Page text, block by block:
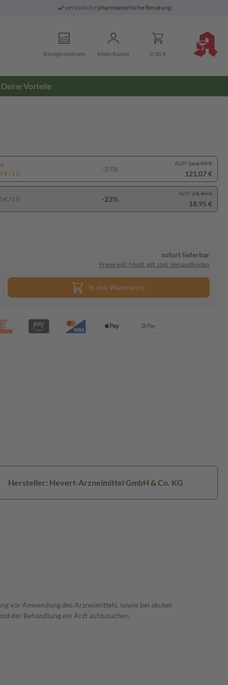
persönliche pharmazeutische Beratung
Rezept einlösen Mein Konto 0,00 €
Deine Vorteile
€ / 1 l)
-27%
AVP: 164,99 €
121,07 €
€ / 1 l) -23%
AVP: 24,49 €
18,95 €
sofort lieferbar
Preise inkl. MwSt. ggf. zzgl. Versandkosten
In den Warenkorb
Hersteller: Hevert-Arzneimittel GmbH & Co. KG
vor Anwendung des Arzneimittels, sowie bei akuten
der Behandlung ein Arzt aufzusuchen.